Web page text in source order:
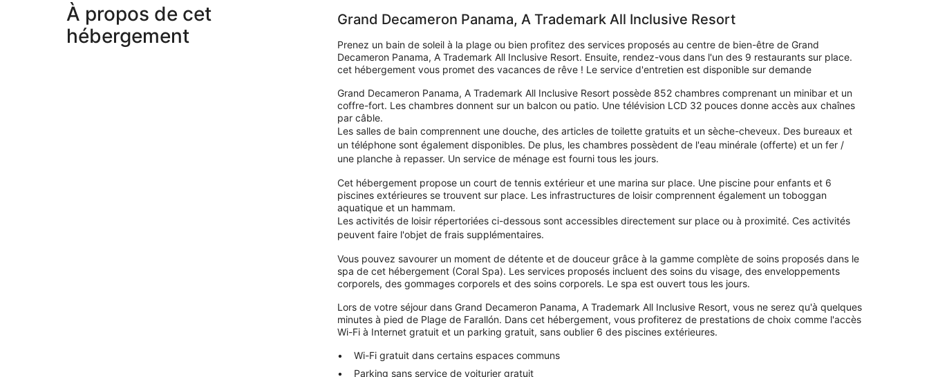
183 €
À propos de cet
hébergement
Grand Decameron Panama, A Trademark All Inclusive Resort
Prenez un bain de soleil à la plage ou bien profitez des services proposés au centre de bien-être de Grand
Decameron Panama, A Trademark All Inclusive Resort. Ensuite, rendez-vous dans l'un des 9 restaurants sur place.
cet hébergement vous promet des vacances de rêve ! Le service d'entretien est disponible sur demande
Grand Decameron Panama, A Trademark All Inclusive Resort possède 852 chambres comprenant un minibar et un
coffre-fort. Les chambres donnent sur un balcon ou patio. Une télévision LCD 32 pouces donne accès aux chaînes
par câble.
Les salles de bain comprennent une douche, des articles de toilette gratuits et un sèche-cheveux. Des bureaux et
un téléphone sont également disponibles. De plus, les chambres possèdent de l'eau minérale (offerte) et un fer /
une planche à repasser. Un service de ménage est fourni tous les jours.
Cet hébergement propose un court de tennis extérieur et une marina sur place. Une piscine pour enfants et 6
piscines extérieures se trouvent sur place. Les infrastructures de loisir comprennent également un toboggan
aquatique et un hammam.
Les activités de loisir répertoriées ci-dessous sont accessibles directement sur place ou à proximité. Ces activités
peuvent faire l'objet de frais supplémentaires.
Vous pouvez savourer un moment de détente et de douceur grâce à la gamme complète de soins proposés dans le
spa de cet hébergement (Coral Spa). Les services proposés incluent des soins du visage, des enveloppements
corporels, des gommages corporels et des soins corporels. Le spa est ouvert tous les jours.
Lors de votre séjour dans Grand Decameron Panama, A Trademark All Inclusive Resort, vous ne serez qu'à quelques
minutes à pied de Plage de Farallón. Dans cet hébergement, vous profiterez de prestations de choix comme l'accès
Wi-Fi à Internet gratuit et un parking gratuit, sans oublier 6 des piscines extérieures.
Wi-Fi gratuit dans certains espaces communs
Parking sans service de voiturier gratuit